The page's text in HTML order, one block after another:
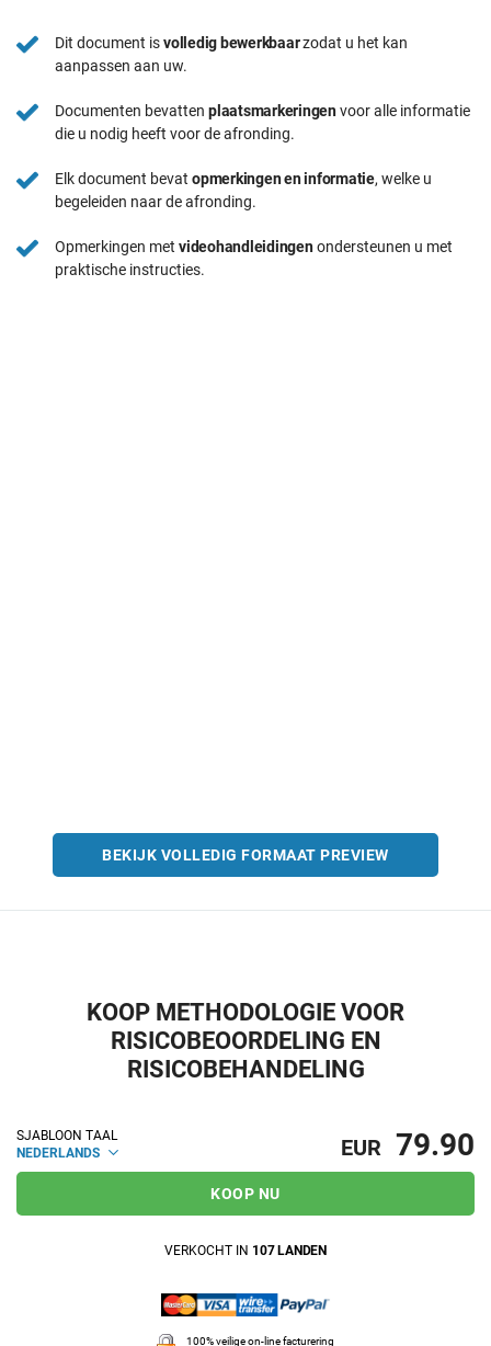
Dit document isvolledig bewerkbaarzodat u het kan
aanpassen aan uw.
Documenten bevatten plaatsmarkeringenvoor alle informatie
die u nodig heeft voor de afronding.
Elk document bevat opmerkingen en informatie, welke u
begeleiden naar de afronding.
Opmerkingen met videohandleidingenondersteunen u met
praktische instructies.
BEKIJK VOLLEDIG FORMAAT PREVIEW
KOOP METHODOLOGIE VOOR
RISICOBEOORDELING EN
RISICOBEHANDELING
SJABLOON TAAL
NEDERLANDS
EUR 79.90
KOOP NU
VERKOCHT IN 107 LANDEN
100% veilige on-line facturering